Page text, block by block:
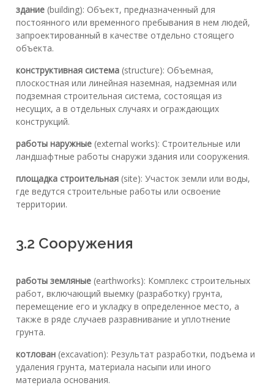
здание (building): Объект, предназначенный для
постоянного или временного пребывания в нем людей,
запроектированный в качестве отдельно стоящего
объекта.
конструктивная система (structure): Объемная,
плоскостная или линейная наземная, надземная или
подземная строительная система, состоящая из
несущих, а в отдельных случаях и ограждающих
конструкций.
работы наружные (external works): Строительные или
ландшафтные работы снаружи здания или сооружения.
площадка строительная (site): Участок земли или воды,
где ведутся строительные работы или освоение
территории.
3.2 Сооружения
работы земляные (earthworks): Комплекс строительных
работ, включающий выемку (разработку) грунта,
перемещение его и укладку в определенное место, а
также в ряде случаев разравнивание и уплотнение
грунта.
котлован (excavation): Результат разработки, подъема и
удаления грунта, материала насыпи или иного
материала основания.